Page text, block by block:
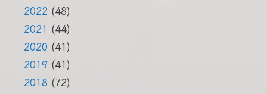
2022 (48)
2021 (44)
2020 (41)
2019 (41)
2018 (72)